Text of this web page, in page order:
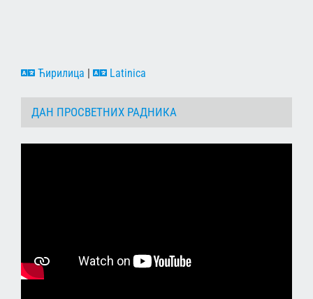
Ћирилица | Latinica
ДАН ПРОСВЕТНИХ РАДНИКА